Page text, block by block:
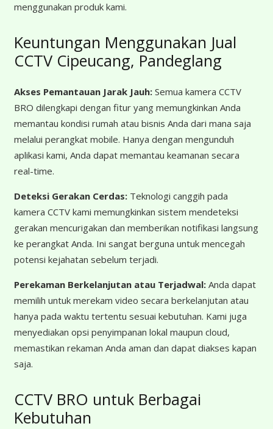
menggunakan produk kami.
Keuntungan Menggunakan Jual
CCTV Cipeucang, Pandeglang
Akses Pemantauan Jarak Jauh:Semua kamera CCTV
BRO dilengkapi dengan fitur yang memungkinkan Anda
memantau kondisi rumah atau bisnis Anda dari mana saja
melalui perangkat mobile. Hanya dengan mengunduh
aplikasi kami, Anda dapat memantau keamanan secara
real-time.
Deteksi Gerakan Cerdas:Teknologi canggih pada
kamera CCTV kami memungkinkan sistem mendeteksi
gerakan mencurigakan dan memberikan notifikasi langsung
ke perangkat Anda. Ini sangat berguna untuk mencegah
potensi kejahatan sebelum terjadi.
Perekaman Berkelanjutan atau Terjadwal:Anda dapat
memilih untuk merekam video secara berkelanjutan atau
hanya pada waktu tertentu sesuai kebutuhan. Kami juga
menyediakan opsi penyimpanan lokal maupun cloud,
memastikan rekaman Anda aman dan dapat diakses kapan
saja.
CCTV BRO untuk Berbagai
Kebutuhan